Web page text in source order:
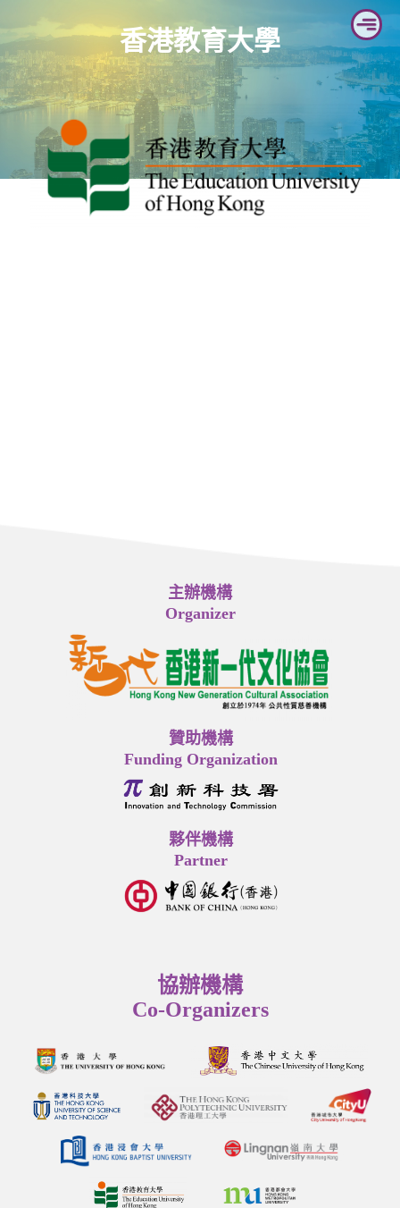
content
香港教育大學
主辦機構
Organizer
贊助機構
Funding Organization
夥伴機構
Partner
協辦機構
Co-Organizers